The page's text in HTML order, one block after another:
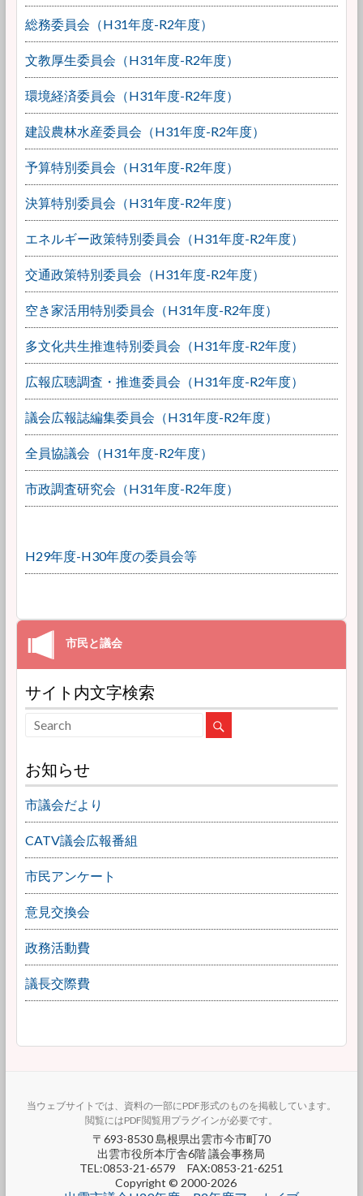
総務委員会（H31年度-R2年度）
文教厚生委員会（H31年度-R2年度）
環境経済委員会（H31年度-R2年度）
建設農林水産委員会（H31年度-R2年度）
予算特別委員会（H31年度-R2年度）
決算特別委員会（H31年度-R2年度）
エネルギー政策特別委員会（H31年度-R2年度）
交通政策特別委員会（H31年度-R2年度）
空き家活用特別委員会（H31年度-R2年度）
多文化共生推進特別委員会（H31年度-R2年度）
広報広聴調査・推進委員会（H31年度-R2年度）
議会広報誌編集委員会（H31年度-R2年度）
全員協議会（H31年度-R2年度）
市政調査研究会（H31年度-R2年度）
H29年度-H30年度の委員会等
サイト内文字検索
お知らせ
市議会だより
CATV議会広報番組
市民アンケート
意見交換会
政務活動費
議長交際費
当ウェブサイトでは、資料の一部にPDF形式のものを掲載しています。
閲覧にはPDF閲覧用プラグインが必要です。
〒693-8530 島根県出雲市今市町70
出雲市役所本庁舎6階 議会事務局
TEL:0853-21-6579 FAX:0853-21-6251
Copyright © 2000-2026